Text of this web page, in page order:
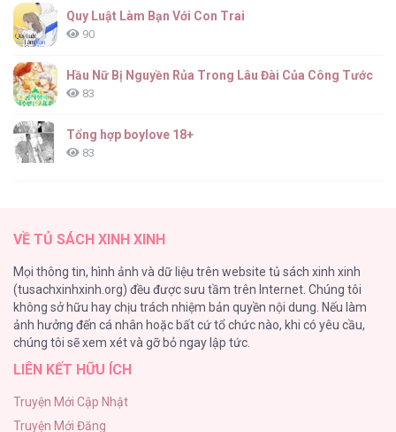
Quy Luật Làm Bạn Với Con Trai
90
Hầu Nữ Bị Nguyền Rủa Trong Lâu Đài Của Công Tước
83
Tổng hợp boylove 18+
83
82
TUYỂN TẬP MANHWA BÍ MẬT CƠ THỂ
74
Mối Tình Thầm Kín
VỀ TỦ SÁCH XINH XINH
Mọi thông tin, hình ảnh và dữ liệu trên website tủ sách xinh xinh
(tusachxinhxinh.org) đều được sưu tầm trên Internet. Chúng tôi
không sở hữu hay chịu trách nhiệm bản quyền nội dung. Nếu làm
ảnh hưởng đến cá nhân hoặc bất cứ tổ chức nào, khi có yêu cầu,
chúng tôi sẽ xem xét và gỡ bỏ ngay lập tức.
LIÊN KẾT HỮU ÍCH
Truyện Mới Cập Nhật
Truyện Mới Đăng